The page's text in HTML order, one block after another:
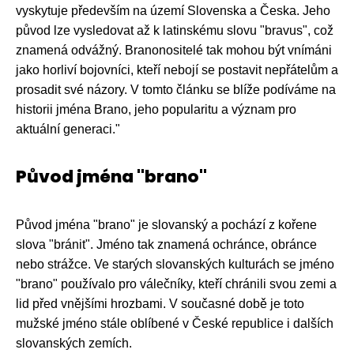
vyskytuje především na území Slovenska a Česka. Jeho
původ lze vysledovat až k latinskému slovu "bravus", což
znamená odvážný. Branonositelé tak mohou být vnímáni
jako horliví bojovníci, kteří nebojí se postavit nepřátelům a
prosadit své názory. V tomto článku se blíže podíváme na
historii jména Brano, jeho popularitu a význam pro
aktuální generaci."
Původ jména "brano"
Původ jména "brano" je slovanský a pochází z kořene
slova "bránit". Jméno tak znamená ochránce, obránce
nebo strážce. Ve starých slovanských kulturách se jméno
"brano" používalo pro válečníky, kteří chránili svou zemi a
lid před vnějšími hrozbami. V současné době je toto
mužské jméno stále oblíbené v České republice i dalších
slovanských zemích.